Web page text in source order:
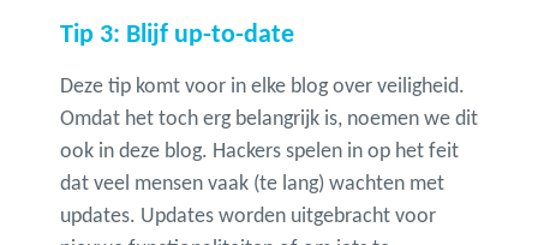
Tip 3: Blijf up-to-date
Deze tip komt voor in elke blog over veiligheid.
Omdat het toch erg belangrijk is, noemen we dit
ook in deze blog. Hackers spelen in op het feit
dat veel mensen vaak (te lang) wachten met
updates. Updates worden uitgebracht voor